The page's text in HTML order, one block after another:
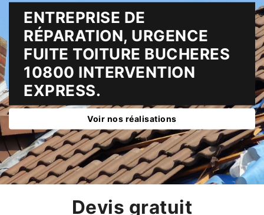
ENTREPRISE DE
RÉPARATION, URGENCE
FUITE TOITURE BUCHERES
10800 INTERVENTION
EXPRESS.
Voir nos réalisations
Devis gratuit